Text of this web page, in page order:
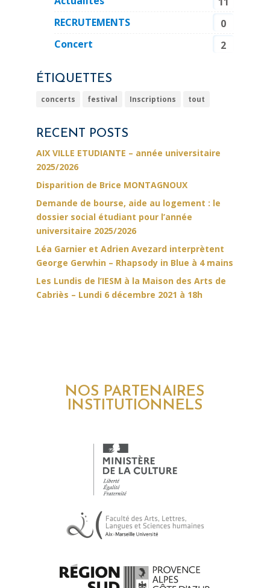
RECRUTEMENTS
0
Concert
2
ÉTIQUETTES
concerts festival Inscriptions tout
RECENT POSTS
AIX VILLE ETUDIANTE – année universitaire
2025/2026
Disparition de Brice MONTAGNOUX
Demande de bourse, aide au logement : le
dossier social étudiant pour l’année
universitaire 2025/2026
Léa Garnier et Adrien Avezard interprètent
George Gerwhin – Rhapsody in Blue à 4 mains
Les Lundis de l’IESM à la Maison des Arts de
Cabriès – Lundi 6 décembre 2021 à 18h
NOS PARTENAIRES
INSTITUTIONNELS